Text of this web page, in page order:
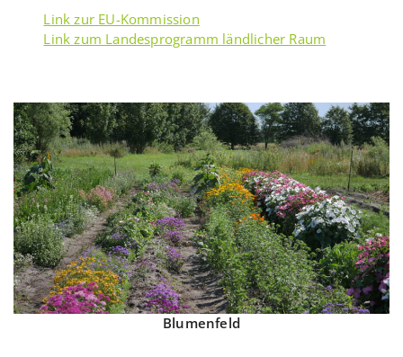
Link zur EU-Kommission
Link zum Landesprogramm ländlicher Raum
Blumenfeld